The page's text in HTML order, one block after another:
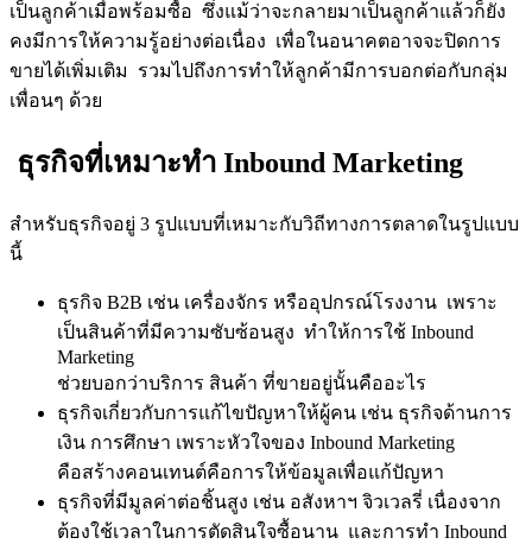
เป็นลูกค้าเมื่อพร้อมซื้อ ซึ่งแม้ว่าจะกลายมาเป็นลูกค้าแล้วก็ยัง
คงมีการให้ความรู้อย่างต่อเนื่อง เพื่อในอนาคตอาจจะปิดการ
ขายได้เพิ่มเติม รวมไปถึงการทำให้ลูกค้ามีการบอกต่อกับกลุ่ม
เพื่อนๆ ด้วย
ธุรกิจที่เหมาะทำ Inbound Marketing
สำหรับธุรกิจอยู่ 3 รูปแบบที่เหมาะกับวิถีทางการตลาดในรูปแบบ
นี้
ธุรกิจ B2B เช่น เครื่องจักร หรืออุปกรณ์โรงงาน เพราะ
เป็นสินค้าที่มีความซับซ้อนสูง ทำให้การใช้ Inbound
Marketing
ช่วยบอกว่าบริการ สินค้า ที่ขายอยู่นั้นคืออะไร
ธุรกิจเกี่ยวกับการแก้ไขปัญหาให้ผู้คน เช่น ธุรกิจด้านการ
เงิน การศึกษา เพราะหัวใจของ Inbound Marketing
คือสร้างคอนเทนต์คือการให้ข้อมูลเพื่อแก้ปัญหา
ธุรกิจที่มีมูลค่าต่อชิ้นสูง เช่น อสังหาฯ จิวเวลรี่ เนื่องจาก
ต้องใช้เวลาในการตัดสินใจซื้อนาน และการทำ Inbound